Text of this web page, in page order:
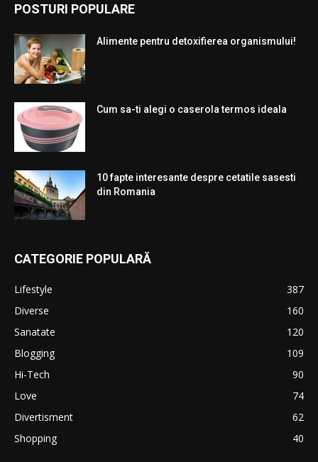
POSTURI POPULARE
Alimente pentru detoxifierea organismului!
Cum sa-ti alegi o caserola termos ideala
10 fapte interesante despre cetatile sasesti
din Romania
CATEGORIE POPULARĂ
Lifestyle
387
Diverse
160
Sanatate
120
Blogging
109
Hi-Tech
90
Love
74
Divertisment
62
Shopping
40